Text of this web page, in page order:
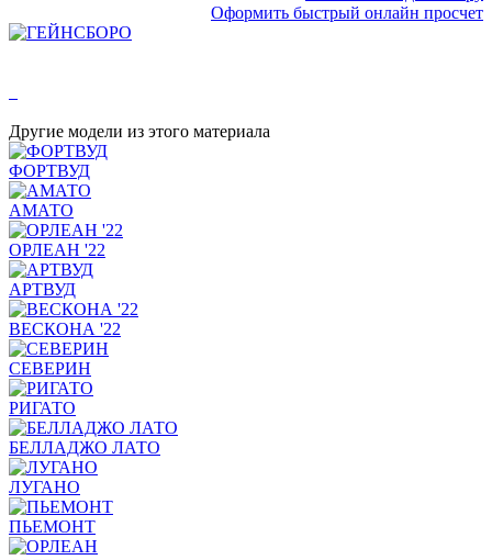
Оформить быстрый онлайн просчет
Другие модели из этого материала
ФОРТВУД
АМАТО
ОРЛЕАН '22
АРТВУД
ВЕСКОНА '22
СЕВЕРИН
РИГАТО
БЕЛЛАДЖО ЛАТО
ЛУГАНО
ПЬЕМОНТ